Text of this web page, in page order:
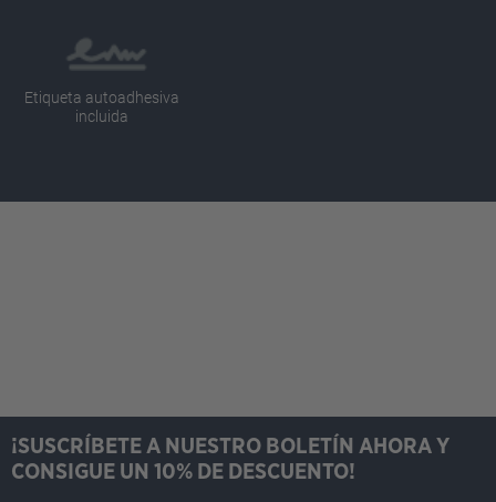
Etiqueta autoadhesiva
incluida
¡SUSCRÍBETE A NUESTRO BOLETÍN AHORA Y
CONSIGUE UN 10% DE DESCUENTO!